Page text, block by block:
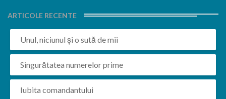
ARTICOLE RECENTE
Unul, niciunul și o sută de mii
Singurătatea numerelor prime
Iubita comandantului